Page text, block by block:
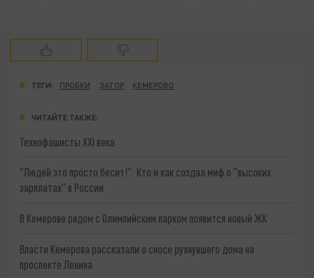
ТЕГИ: ПРОБКИ ЗАТОР КЕМЕРОВО
ЧИТАЙТЕ ТАКЖЕ:
Технофашисты XXI века
"Людей это просто бесит!": Кто и как создал миф о "высоких
зарплатах" в России
В Кемерове рядом с Олимпийским парком появится новый ЖК
Власти Кемерова рассказали о сносе рухнувшего дома на
проспекте Ленина